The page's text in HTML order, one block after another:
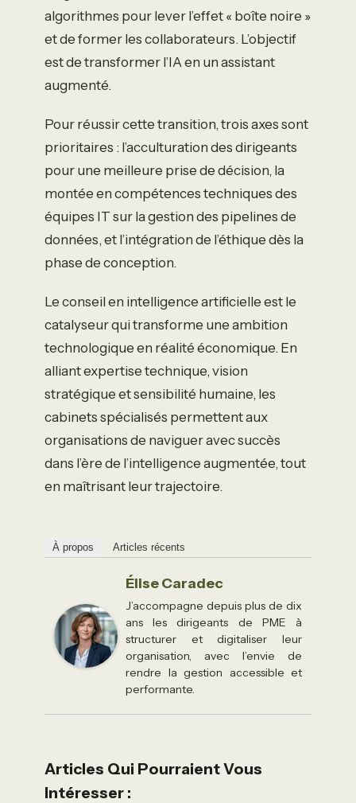
algorithmes pour lever l’effet « boîte noire »
et de former les collaborateurs. L’objectif
est de transformer l’IA en un assistant
augmenté.
Pour réussir cette transition, trois axes sont
prioritaires : l’acculturation des dirigeants
pour une meilleure prise de décision, la
montée en compétences techniques des
équipes IT sur la gestion des pipelines de
données, et l’intégration de l’éthique dès la
phase de conception.
Le conseil en intelligence artificielle est le
catalyseur qui transforme une ambition
technologique en réalité économique. En
alliant expertise technique, vision
stratégique et sensibilité humaine, les
cabinets spécialisés permettent aux
organisations de naviguer avec succès
dans l’ère de l’intelligence augmentée, tout
en maîtrisant leur trajectoire.
À propos Articles récents
Élise Caradec
J’accompagne depuis plus de dix
ans les dirigeants de PME à
structurer et digitaliser leur
organisation, avec l’envie de
rendre la gestion accessible et
performante.
Articles Qui Pourraient Vous
Intéresser :